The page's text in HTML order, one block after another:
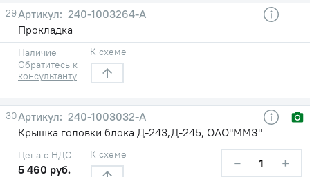
29
240-1003264-А
Прокладка
Наличие
Обратитесь к
консультанту
К схеме
30
240-1003032-А
Крышка головки блока Д-243,Д-245, ОАО"ММЗ"
Цена с НДС
5 460 руб.
К схеме − +